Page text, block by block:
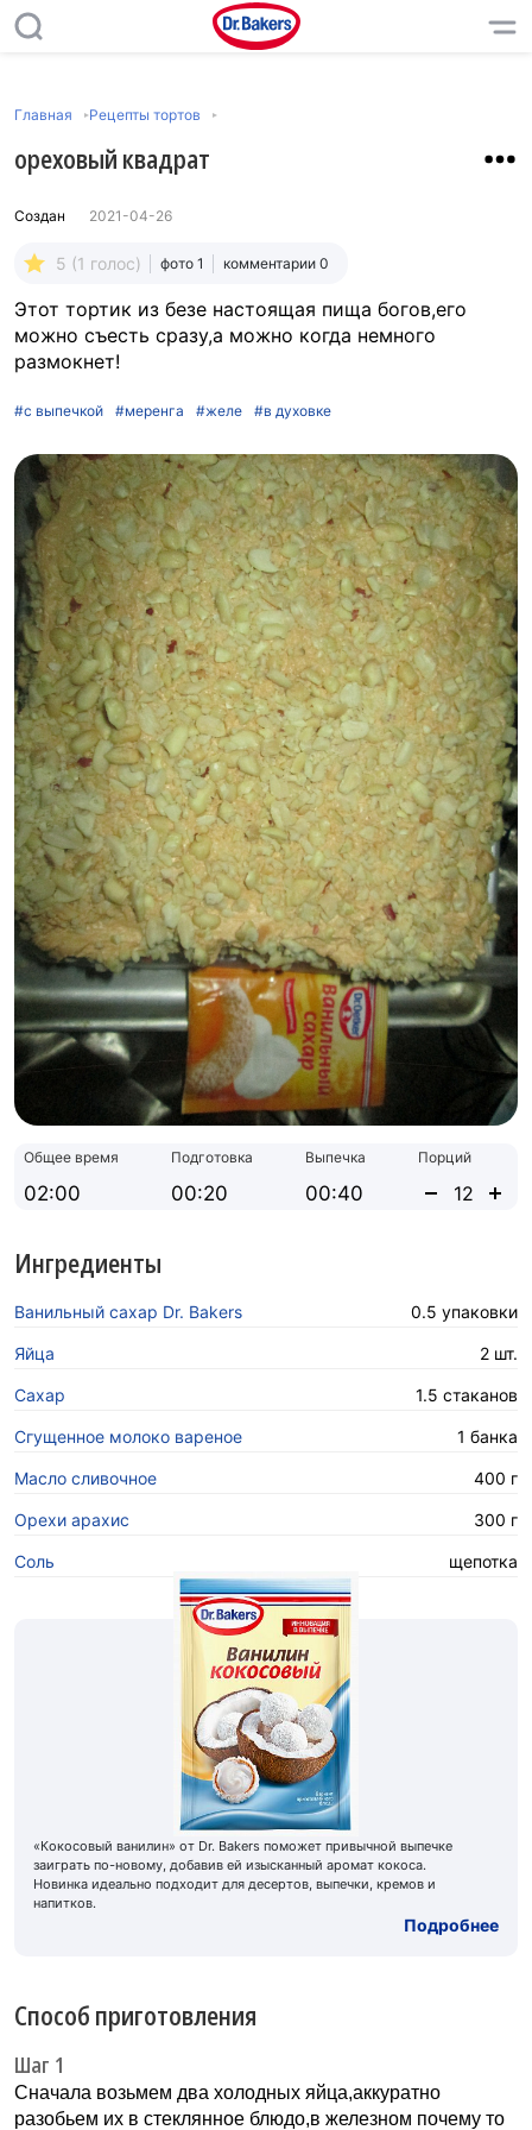
Главная Рецепты тортов
ореховый квадрат
Создан 2021-04-26
5 (1 голос) фото 1 комментарии 0
Этот тортик из безе настоящая пища богов,его
можно съесть сразу,а можно когда немного
размокнет!
#с выпечкой #меренга #желе #в духовке
Общее время
02:00
Подготовка
00:20
Выпечка
00:40
Порций
Ингредиенты
Ванильный сахар Dr. Bakers 0.5 упаковки
Яйца 2 шт.
Сахар 1.5 стаканов
Сгущенное молоко вареное 1 банка
Масло сливочное 400 г
Орехи арахис 300 г
Соль щепотка
«Кокосовый ванилин» от Dr. Bakers поможет привычной выпечке
заиграть по-новому, добавив ей изысканный аромат кокоса.
Новинка идеально подходит для десертов, выпечки, кремов и
напитков.
Подробнее
Способ приготовления
Шаг 1
Сначала возьмем два холодных яйца,аккуратно
разобьем их в стеклянное блюдо,в железном почему то